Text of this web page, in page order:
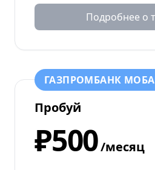
Подробнее о
ГАЗПРОМБАНК
Пробуй
₽500/месяц